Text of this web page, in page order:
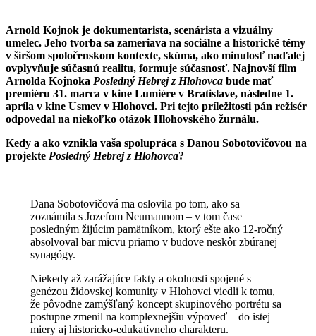
Arnold Kojnok je dokumentarista, scenárista a vizuálny
umelec. Jeho tvorba sa zameriava na sociálne a historické témy
v širšom spoločenskom kontexte, skúma, ako minulosť naďalej
ovplyvňuje súčasnú realitu, formuje súčasnosť. Najnovší film
Arnolda Kojnoka Posledný Hebrej z Hlohovca bude mať
premiéru 31. marca v kine Lumière v Bratislave, následne 1.
apríla v kine Usmev v Hlohovci. Pri tejto príležitosti pán režisér
odpovedal na niekoľko otázok Hlohovského žurnálu.
Kedy a ako vznikla vaša spolupráca s Danou Sobotovičovou na
projekte Posledný Hebrej z Hlohovca?
Dana Sobotovičová ma oslovila po tom, ako sa
zoznámila s Jozefom Neumannom – v tom čase
posledným žijúcim pamätníkom, ktorý ešte ako 12-ročný
absolvoval bar micvu priamo v budove neskôr zbúranej
synagógy.
Niekedy až zarážajúce fakty a okolnosti spojené s
genézou židovskej komunity v Hlohovci viedli k tomu,
že pôvodne zamýšľaný koncept skupinového portrétu sa
postupne zmenil na komplexnejšiu výpoveď – do istej
miery aj historicko-edukatívneho charakteru.